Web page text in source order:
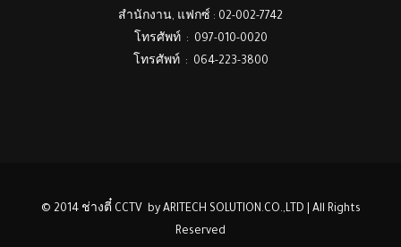
สำนักงาน, แฟกซ์ : 02-002-7742
โทรศัพท์ : 097-010-0020
โทรศัพท์ : 064-223-3800
© 2014 ช่างตี๋ CCTV by ARITECH SOLUTION.CO.,LTD | All Rights
Reserved